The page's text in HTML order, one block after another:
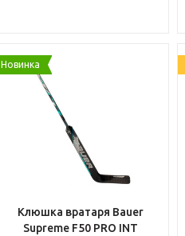
Новинка
Клюшка вратаря Bauer
Supreme F50 PRO INT